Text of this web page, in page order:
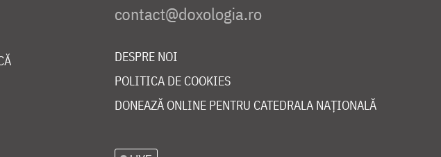
DESPRE NOI
POLITICA DE COOKIES
DONEAZĂ ONLINE PENTRU CATEDRALA NAȚIONALĂ